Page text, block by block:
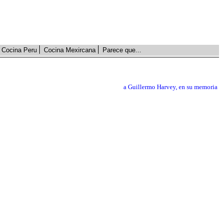
Cocina Peru Cocina Mexircana Parece que...
a Guillermo Harvey, en su memoria